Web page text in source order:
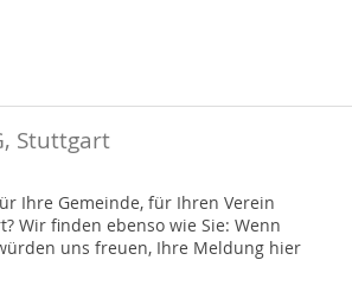
Stuttgart
Ihre Gemeinde, für Ihren Verein
Wir finden ebenso wie Sie: Wenn
uns freuen, Ihre Meldung hier